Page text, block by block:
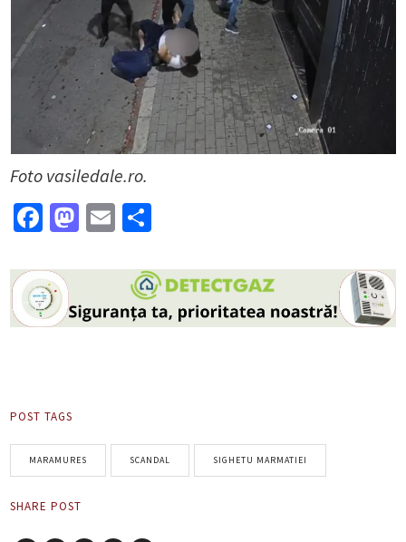
Foto vasiledale.ro.
Facebook
Mastodon
Email
POST TAGS
MARAMURES SCANDAL SIGHETU MARMATIEI
SHARE POST